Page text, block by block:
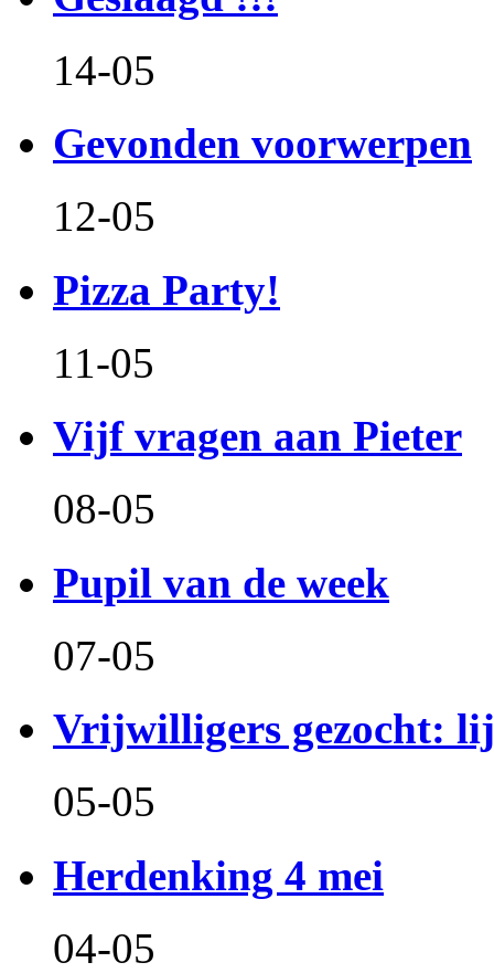
14-05
Gevonden voorwerpen
12-05
Pizza Party!
11-05
Vijf vragen aan Pieter
08-05
Pupil van de week
07-05
Vrijwilligers gezocht:
05-05
Herdenking 4 mei
04-05